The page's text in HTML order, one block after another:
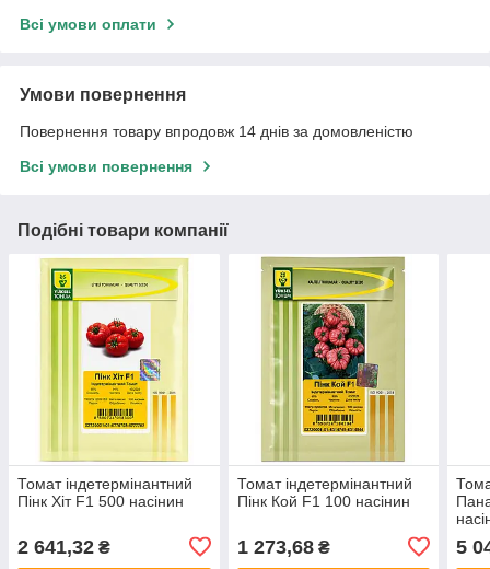
Всі умови оплати
Умови повернення
Повернення товару впродовж 14 днів за домовленістю
Всі умови повернення
Подібні товари компанії
Томат індетермінантний
Пінк Хіт F1 500 насінин
2 641,32 ₴
Томат індетермінантний
Пінк Кой F1 100 насінин
1 273,68₴ 5